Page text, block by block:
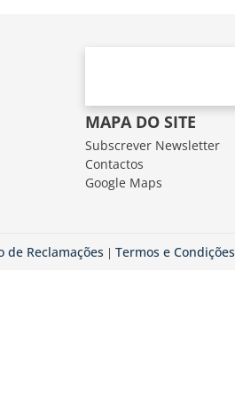
MAPA DO SITE
Subscrever Newsletter
Contactos
Google Maps
de Reclamações | Termos e Condições